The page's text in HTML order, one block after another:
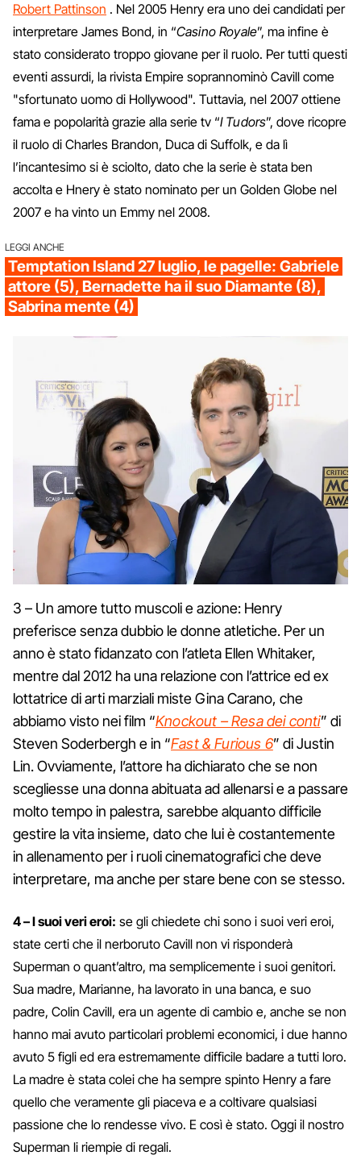
Robert Pattinson . Nel 2005 Henry era uno dei candidati per
interpretare James Bond, in “Casino Royale”, ma infine è
stato considerato troppo giovane per il ruolo. Per tutti questi
eventi assurdi, la rivista Empire soprannominò Cavill come
"sfortunato uomo di Hollywood". Tuttavia, nel 2007 ottiene
fama e popolarità grazie alla serie tv “I Tudors”, dove ricopre
il ruolo di Charles Brandon, Duca di Suffolk, e da lì
l’incantesimo si è sciolto, dato che la serie è stata ben
accolta e Hnery è stato nominato per un Golden Globe nel
2007 e ha vinto un Emmy nel 2008.
LEGGI ANCHE
Temptation Island 27 luglio, le pagelle: Gabriele
attore (5), Bernadette ha il suo Diamante (8),
Sabrina mente (4)
3 – Un amore tutto muscoli e azione: Henry
preferisce senza dubbio le donne atletiche. Per un
anno è stato fidanzato con l’atleta Ellen Whitaker,
mentre dal 2012 ha una relazione con l’attrice ed ex
lottatrice di arti marziali miste Gina Carano, che
abbiamo visto nei film “Knockout – Resa dei conti” di
Steven Soderbergh e in “Fast & Furious 6” di Justin
Lin. Ovviamente, l’attore ha dichiarato che se non
scegliesse una donna abituata ad allenarsi e a passare
molto tempo in palestra, sarebbe alquanto difficile
gestire la vita insieme, dato che lui è costantemente
in allenamento per i ruoli cinematografici che deve
interpretare, ma anche per stare bene con se stesso.
4 – I suoi veri eroi: se gli chiedete chi sono i suoi veri eroi,
state certi che il nerboruto Cavill non vi risponderà
Superman o quant’altro, ma semplicemente i suoi genitori.
Sua madre, Marianne, ha lavorato in una banca, e suo
padre, Colin Cavill, era un agente di cambio e, anche se non
hanno mai avuto particolari problemi economici, i due hanno
avuto 5 figli ed era estremamente difficile badare a tutti loro.
La madre è stata colei che ha sempre spinto Henry a fare
quello che veramente gli piaceva e a coltivare qualsiasi
passione che lo rendesse vivo. E così è stato. Oggi il nostro
Superman li riempie di regali.